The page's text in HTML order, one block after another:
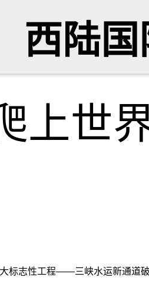
西陆国
上世
标志性工程——三峡水运新通道